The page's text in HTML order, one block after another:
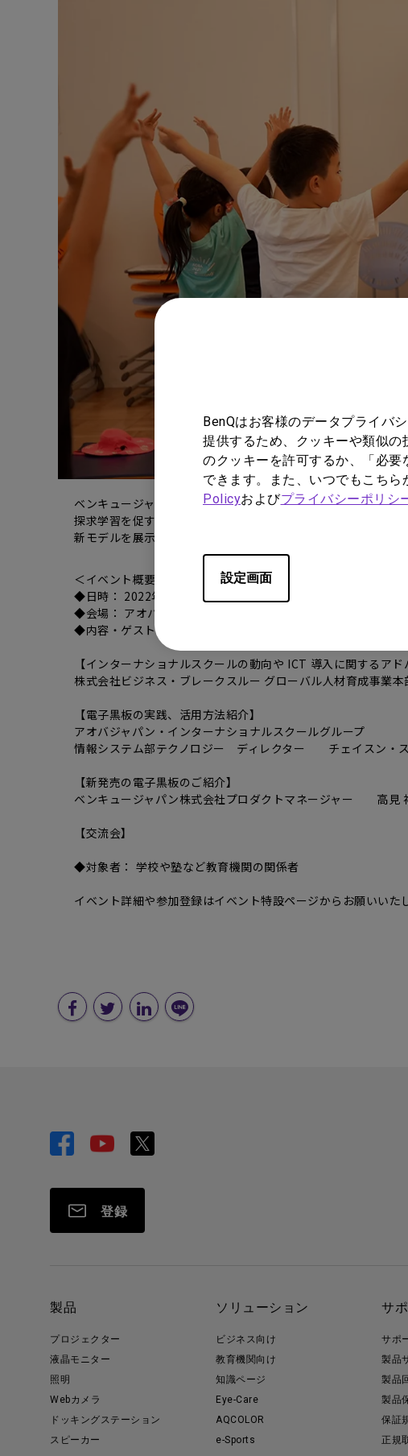
BenQはお客様のデータプライバ
提供するため、クッキーや類似
のクッキーを許可するか、「必
できます。また、いつでもこちら
Policyおよびプライバシーポリシ
設定画面
ベンキュージャパン株式会社（本社：東京都千代田区、以下:
探求学習を促すのかを紹介するイベントをアオバジャパン・
新モデルを展示し、実機を体験いただくことが可能です。
＜イベント概要＞
◆日時： 2022年 11月 8日（火） 18:00 ～ 19:30
◆会場： アオバジャパン・インターナショナルスクール 文京
◆内容・ゲスト：
【インターナショナルスクールの動向や ICT 導入に関するアド
株式会社ビジネス・ブレークスルー グローバル人材育成事
【電子黒板の実践、活用方法紹介】
アオバジャパン・インターナショナルスクールグループ
情報システム部テクノロジー ディレクター チェイスン・
【新発売の電子黒板のご紹介】
ベンキュージャパン株式会社プロダクトマネージャー 高見
【交流会】
◆対象者： 学校や塾など教育機関の関係者
イベント詳細や参加登録はイベント特設ページからお願いいた
登録
製品
プロジェクター
液晶モニター
照明
Webカメラ
ドッキングステーション
スピーカー
ソリューション
ビジネス向け
教育機関向け
知識ページ
Eye-Care
AQCOLOR
e-Sports
サ
サポ
製品
製品
製品
保証
正規